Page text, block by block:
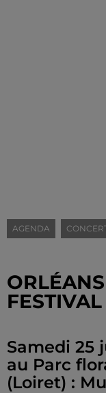
AGENDA
FESTIVAL
Samedi 25
au Parc
(Loiret) :